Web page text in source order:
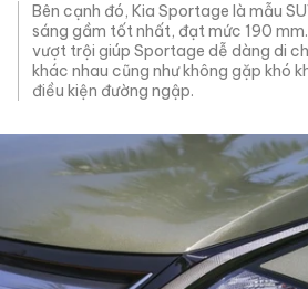
Bên cạnh đó, Kia Sportage là mẫu
sáng gầm tốt nhất, đạt mức 190
vượt trội giúp Sportage dễ dàng di
khác nhau cũng như không gặp khó
điều kiện đường ngập.